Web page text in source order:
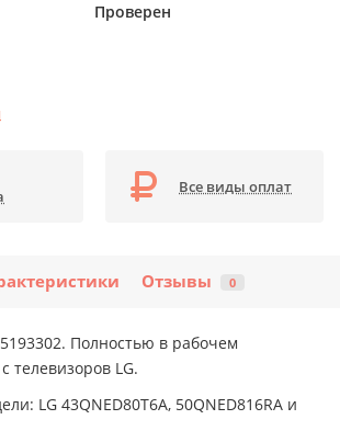
Проверен
Все виды оплат
Отзывы 0
Полностью в рабочем
телевизоров LG.
LG 43QNED80T6A, 50QNED816RA и